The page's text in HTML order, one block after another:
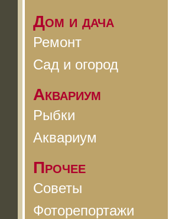
Дом и дача
Ремонт
Сад и огород
Аквариум
Рыбки
Аквариум
Прочее
Советы
Фоторепортажи